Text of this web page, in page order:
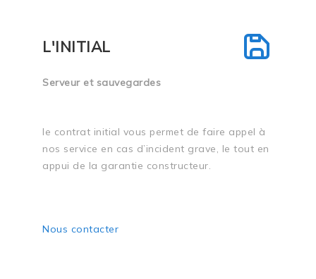
L'INITIAL
Serveur et sauvegardes
le contrat initial vous permet de faire appel à
nos service en cas d’incident grave, le tout en
appui de la garantie constructeur.
Nous contacter